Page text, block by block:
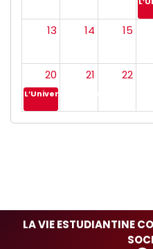
13 14 15
20
L’Université de Jendouba
21 22
LA VIE ESTUDIANTINE